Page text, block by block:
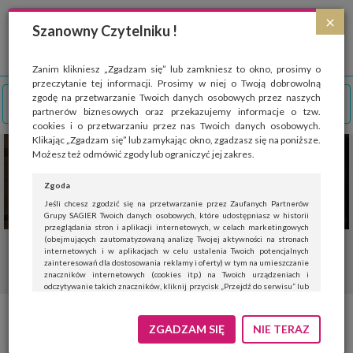
×
Szanowny Czytelniku !
Zanim klikniesz „Zgadzam się” lub zamkniesz to okno, prosimy o
przeczytanie tej informacji. Prosimy w niej o Twoją dobrowolną
zgodę na przetwarzanie Twoich danych osobowych przez naszych
partnerów biznesowych oraz przekazujemy informacje o tzw.
cookies i o przetwarzaniu przez nas Twoich danych osobowych.
Klikając „Zgadzam się” lub zamykając okno, zgadzasz się na poniższe.
Możesz też odmówić zgody lub ograniczyć jej zakres.
Zgoda
Jeśli chcesz zgodzić się na przetwarzanie przez Zaufanych Partnerów
Grupy SAGIER Twoich danych osobowych, które udostępniasz w historii
przeglądania stron i aplikacji internetowych, w celach marketingowych
(obejmujących zautomatyzowaną analizę Twojej aktywności na stronach
internetowych i w aplikacjach w celu ustalenia Twoich potencjalnych
zainteresowań dla dostosowania reklamy i oferty) w tym na umieszczanie
znaczników internetowych (cookies itp.) na Twoich urządzeniach i
odczytywanie takich znaczników, kliknij przycisk „Przejdź do serwisu” lub
Jeśli nie chcesz wyrazić zgody, kliknij „Nie teraz”.
Wyrażenie zgody jest dobrowolne. Możesz edytować zakres zgody, w tym
ZGADZAM SIĘ NIE TERAZ
Strona wykorzystuje pliki cookies, które służą głównie do celów statystycznych.
Wyrażając zgodę na używanie 'cookies', zezwalasz na zapisanie ich w pamięci
przeglądarki. Przejdź do
polityki cookies